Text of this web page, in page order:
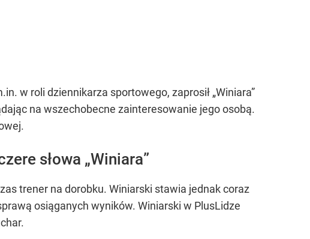
w roli dziennikarza sportowego, zaprosił „Winiara”
na wszechobecne zainteresowanie jego osobą.
słowa „Winiara”
trener na dorobku. Winiarski stawia jednak coraz
osiąganych wyników. Winiarski w PlusLidze